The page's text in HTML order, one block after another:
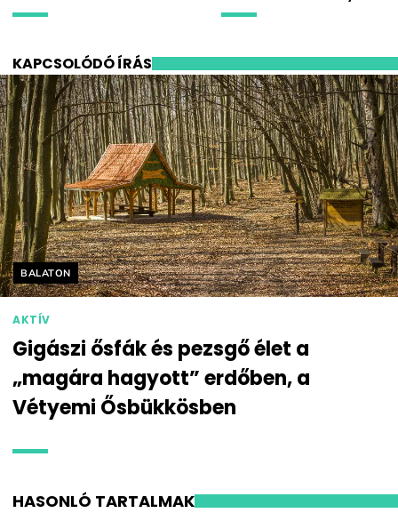
KAPCSOLÓDÓ ÍRÁS
Helyszín címkék:
BALATON
AKTÍV
Gigászi ősfák és pezsgő élet a
„magára hagyott” erdőben, a
Vétyemi Ősbükkösben
HASONLÓ TARTALMAK